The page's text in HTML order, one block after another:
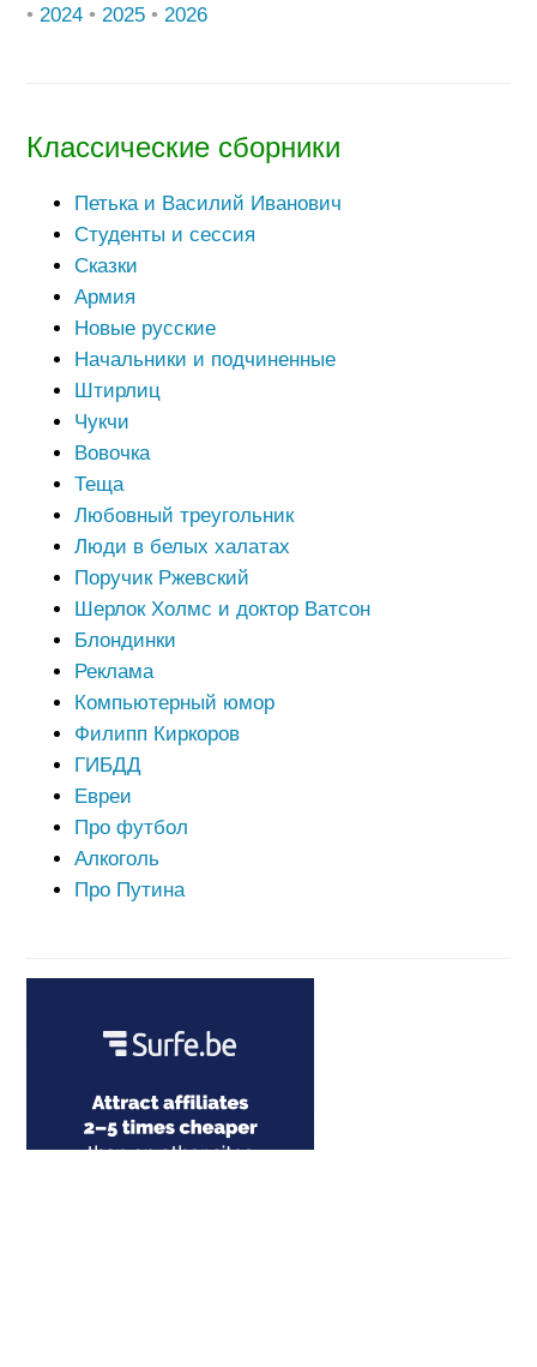
• 2024 • 2025 • 2026
Классические сборники
Петька и Василий Иванович
Студенты и сессия
Сказки
Армия
Новые русские
Начальники и подчиненные
Штирлиц
Чукчи
Вовочка
Теща
Любовный треугольник
Люди в белых халатах
Поручик Ржевский
Шерлок Холмс и доктор Ватсон
Блондинки
Реклама
Компьютерный юмор
Филипп Киркоров
ГИБДД
Евреи
Про футбол
Алкоголь
Про Путина